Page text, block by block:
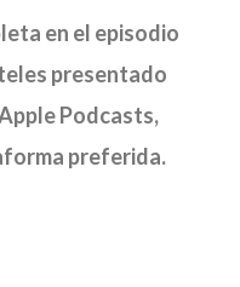
en el episodio
presentado
Podcasts,
preferida.